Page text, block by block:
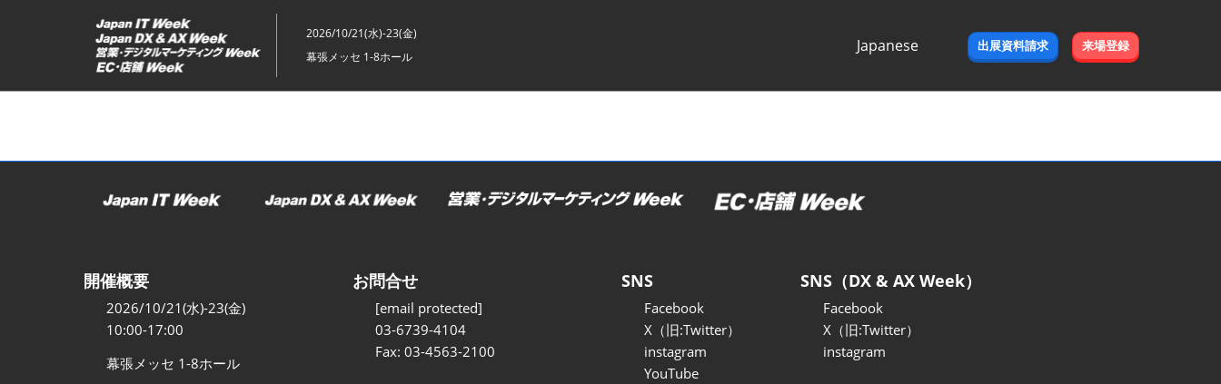
ッ
2026/10/21(水)-23(金)
幕張メッセ 1-8ホール
Japanese
出展資料請求 来場登録
開催概要
2026/10/21(水)-23(金)
10:00-17:00
幕張メッセ 1-8ホール
お問合せ
[email protected]
03-6739-4104
Fax: 03-4563-2100
SNS
Facebook
X（旧:Twitter）
instagram
YouTube
SNS（DX & AX Week）
Facebook
X（旧:Twitter）
instagram